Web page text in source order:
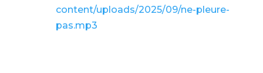
content/uploads/2025/09/ne-pleure-
pas.mp3